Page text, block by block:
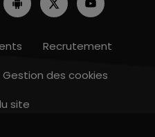
Recrutement
Gestion des cookies
site